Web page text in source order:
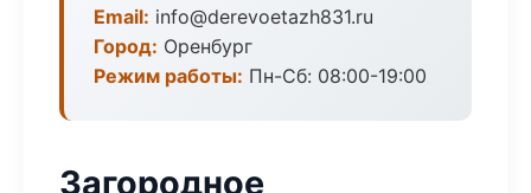
Email: info@derevoetazh831.ru
Город: Оренбург
Режим работы: Пн-Сб: 08:00-19:00
Загородное